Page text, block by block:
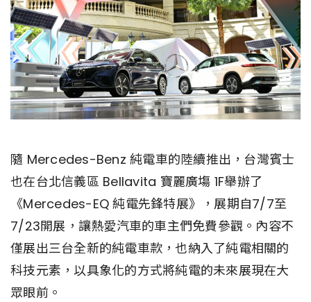
隨 Mercedes-Benz 純電車的陸續推出，台灣賓士
也在台北信義區 Bellavita 寶麗廣塲 1F舉辦了
《Mercedes-EQ 純電先鋒特展》，展期自7/7至
7/23開展，讓熱愛汽車的車主們免費參觀。內容不
僅展出三台全新的純電車款，也納入了純電相關的
科技元素，以具象化的方式將純電的未來展現在大
眾眼前。